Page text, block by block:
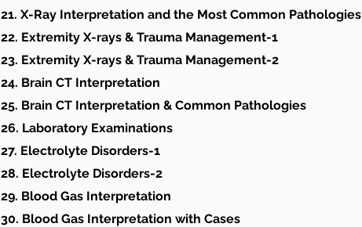
21. X-Ray Interpretation and the Most Common Pathologies
22. Extremity X-rays & Trauma Management-1
23. Extremity X-rays & Trauma Management-2
24. Brain CT Interpretation
25. Brain CT Interpretation & Common Pathologies
26. Laboratory Examinations
27. Electrolyte Disorders-1
28. Electrolyte Disorders-2
29. Blood Gas Interpretation
30. Blood Gas Interpretation with Cases